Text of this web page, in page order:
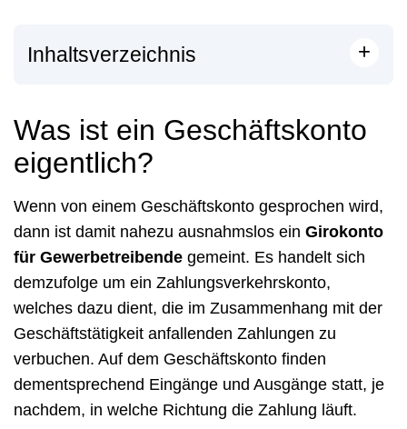
Inhaltsverzeichnis +
Was ist ein Geschäftskonto
eigentlich?
Wenn von einem Geschäftskonto gesprochen wird,
dann ist damit nahezu ausnahmslos ein Girokonto
für Gewerbetreibende gemeint. Es handelt sich
demzufolge um ein Zahlungsverkehrskonto,
welches dazu dient, die im Zusammenhang mit der
Geschäftstätigkeit anfallenden Zahlungen zu
verbuchen. Auf dem Geschäftskonto finden
dementsprechend Eingänge und Ausgänge statt, je
nachdem, in welche Richtung die Zahlung läuft.